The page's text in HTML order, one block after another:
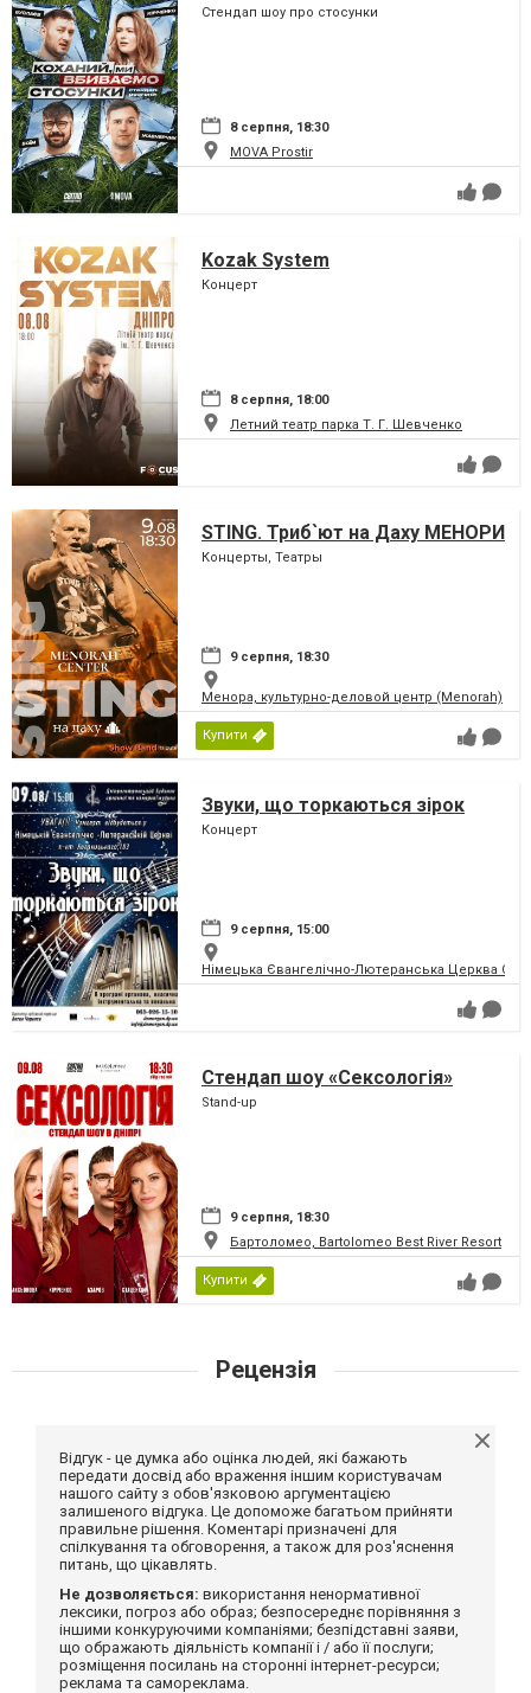
Стендап шоу про стосунки
8 серпня, 18:30
MOVA Рrostir
Kozak System
Концерт
8 серпня, 18:00
Летний театр парка Т. Г. Шевченко
STING. Триб`ют на Даху МЕНОРИ
Концерты, Театры
9 серпня, 18:30
Менора, культурно-деловой центр (Menorah)
Купити
Звуки, що торкаються зірок
Концерт
9 серпня, 15:00
Німецька Євангелічно-Лютеранська Церква
Стендап шоу «Сексологія»
Stand-up
9 серпня, 18:30
Бартоломео, Bartolomeo Best River Resort
Купити
Рецензія
Відгук - це думка або оцінка людей, які бажають
передати досвід або враження іншим користувачам
нашого сайту з обов'язковою аргументацією
залишеного відгука. Це допоможе багатьом прийняти
правильне рішення. Коментарі призначені для
спілкування та обговорення, а також для роз'яснення
питань, що цікавлять.
Не дозволяється: використання ненормативної
лексики, погроз або образ; безпосереднє порівняння з
іншими конкуруючими компаніями; безпідставні заяви,
що ображають діяльність компанії і / або її послуги;
розміщення посилань на сторонні інтернет-ресурси;
реклама та самореклама.